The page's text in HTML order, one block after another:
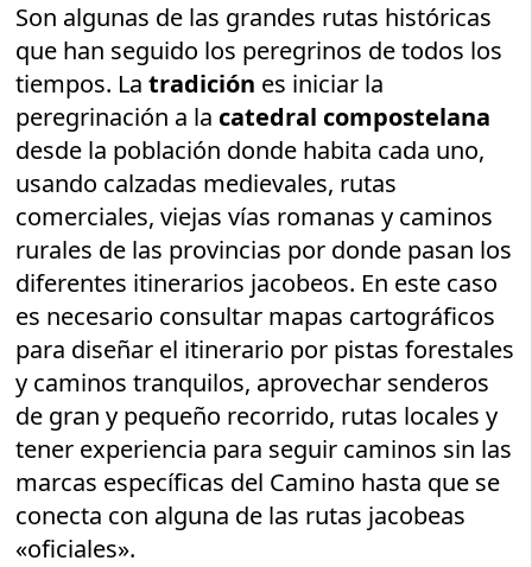
Son algunas de las grandes rutas históricas
que han seguido los peregrinos de todos los
tiempos. La tradición es iniciar la
peregrinación a la catedral compostelana
desde la población donde habita cada uno,
usando calzadas medievales, rutas
comerciales, viejas vías romanas y caminos
rurales de las provincias por donde pasan los
diferentes itinerarios jacobeos. En este caso
es necesario consultar mapas cartográficos
para diseñar el itinerario por pistas forestales
y caminos tranquilos, aprovechar senderos
de gran y pequeño recorrido, rutas locales y
tener experiencia para seguir caminos sin las
marcas específicas del Camino hasta que se
conecta con alguna de las rutas jacobeas
«oficiales».